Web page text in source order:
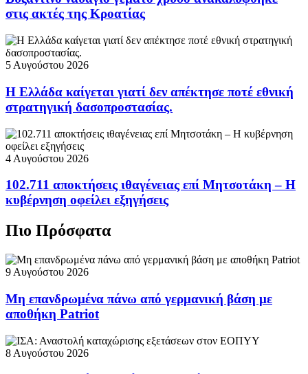
στις ακτές της Κροατίας
5 Αυγούστου 2026
Η Ελλάδα καίγεται γιατί δεν απέκτησε ποτέ εθνική
στρατηγική δασοπροστασίας.
4 Αυγούστου 2026
102.711 αποκτήσεις ιθαγένειας επί Μητσοτάκη – Η
κυβέρνηση οφείλει εξηγήσεις
Πιο Πρόσφατα
9 Αυγούστου 2026
Μη επανδρωμένα πάνω από γερμανική βάση με
αποθήκη Patriot
8 Αυγούστου 2026